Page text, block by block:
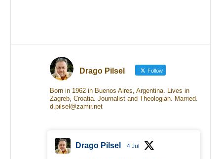
Drago Pilsel Follow
Born in 1962 in Buenos Aires, Argentina. Lives in
Zagreb, Croatia. Journalist and Theologian. Married.
d.pilsel@zamir.net
Drago Pilsel 4 Jul